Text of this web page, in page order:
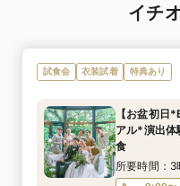
イチ
試食会 衣装試着 特典あり
【お盆初日
アル*演出体
食
所要時間：3